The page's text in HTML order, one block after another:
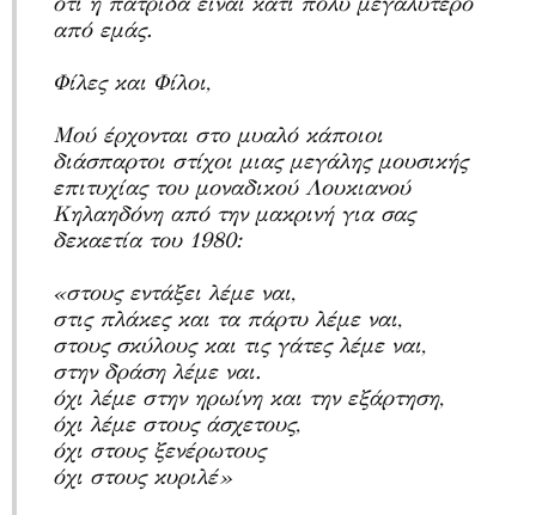
από εμάς.
Φίλες και Φίλοι,
Μού έρχονται στο μυαλό κάποιοι
διάσπαρτοι στίχοι μιας μεγάλης μουσικής
επιτυχίας του μοναδικού Λουκιανού
Κηλαηδόνη από την μακρινή για σας
δεκαετία του 1980:
«στους εντάξει λέμε ναι,
στις πλάκες και τα πάρτυ λέμε ναι,
στους σκύλους και τις γάτες λέμε ναι,
στην δράση λέμε ναι.
όχι λέμε στην ηρωίνη και την εξάρτηση,
όχι λέμε στους άσχετους,
όχι στους ξενέρωτους
όχι στους κυριλέ»